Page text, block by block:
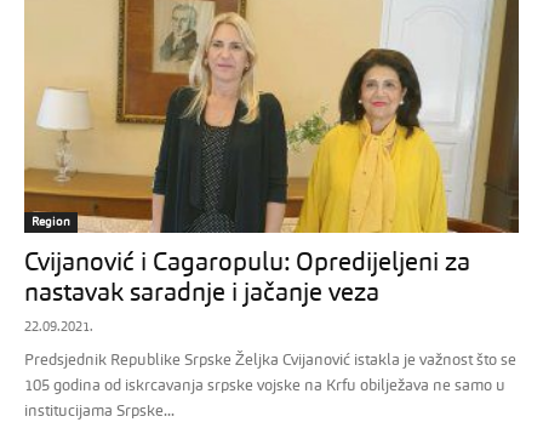
Region
Cvijanović i Cagaropulu: Opredijeljeni za
nastavak saradnje i jačanje veza
22.09.2021.
Predsjednik Republike Srpske Željka Cvijanović istakla je važnost što se
105 godina od iskrcavanja srpske vojske na Krfu obilježava ne samo u
institucijama Srpske...